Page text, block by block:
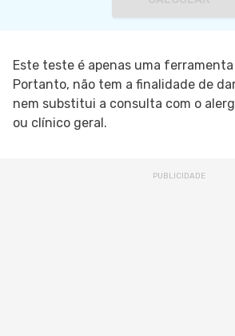
Este teste é apenas uma
Portanto, não tem a finalidade de
nem substitui a consulta com o
ou clínico geral.